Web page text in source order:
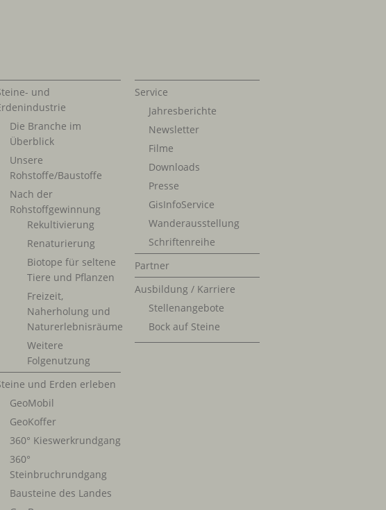
und
Die Branche im
Überblick
Unsere
Rohstoffe/Baustoffe
Nach der
Rohstoffgewinnung
Rekultivierung
Renaturierung
Biotope für seltene
Tiere und Pflanzen
Freizeit,
Naherholung und
Naturerlebnisräume
Weitere
Folgenutzung
und Erden erleben
GeoMobil
GeoKoffer
360° Kieswerkrundgang
360°
Steinbruchrundgang
Bausteine des Landes
Service
Jahresberichte
Newsletter
Filme
Downloads
Presse
GisInfoService
Wanderausstellung
Schriftenreihe
Partner
Ausbildung / Karriere
Stellenangebote
Bock auf Steine